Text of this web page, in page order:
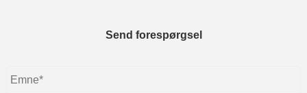
Send forespørgsel